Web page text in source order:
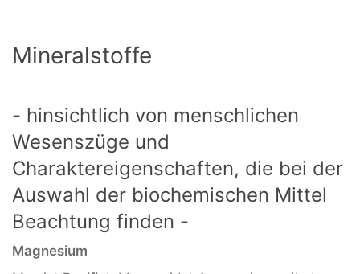
Mineralstoffe
- hinsichtlich von menschlichen
Wesenszüge und
Charaktereigenschaften, die bei der
Auswahl der biochemischen Mittel
Beachtung finden -
Magnesium